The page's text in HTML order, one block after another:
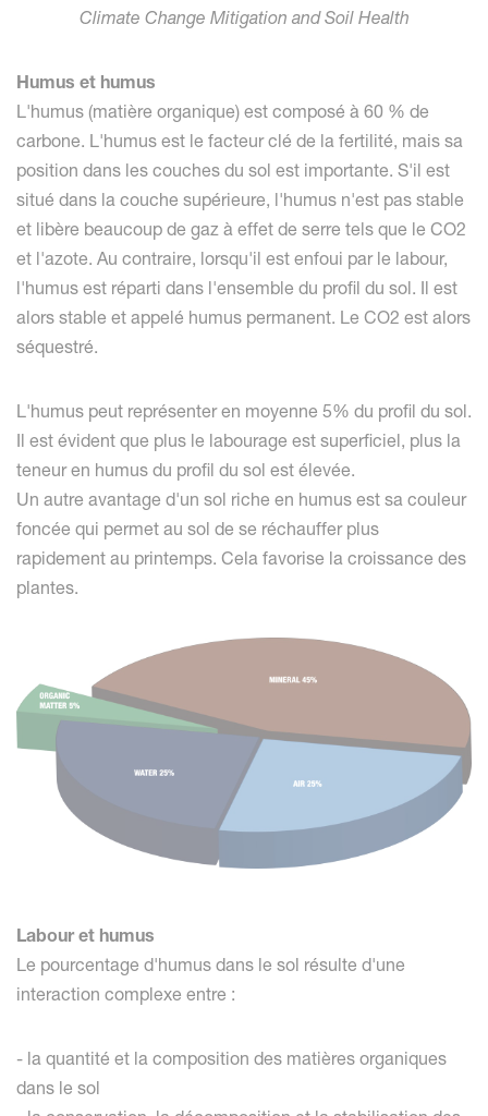
Climate Change Mitigation and Soil Health
Humus et humus
L'humus (matière organique) est composé à 60 % de
carbone. L'humus est le facteur clé de la fertilité, mais sa
position dans les couches du sol est importante. S'il est
situé dans la couche supérieure, l'humus n'est pas stable
et libère beaucoup de gaz à effet de serre tels que le CO2
et l'azote. Au contraire, lorsqu'il est enfoui par le labour,
l'humus est réparti dans l'ensemble du profil du sol. Il est
alors stable et appelé humus permanent. Le CO2 est alors
séquestré.
L'humus peut représenter en moyenne 5% du profil du sol.
Il est évident que plus le labourage est superficiel, plus la
teneur en humus du profil du sol est élevée.
Un autre avantage d'un sol riche en humus est sa couleur
foncée qui permet au sol de se réchauffer plus
rapidement au printemps. Cela favorise la croissance des
plantes.
Labour et humus
Le pourcentage d'humus dans le sol résulte d'une
interaction complexe entre :
- la quantité et la composition des matières organiques
dans le sol